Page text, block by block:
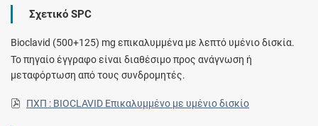
Σχετικό SPC
Bioclavid (500+125) mg επικαλυμμένα με λεπτό υμένιο δισκία.
Το πηγαίο έγγραφο είναι διαθέσιμο προς ανάγνωση ή
μεταφόρτωση από τους συνδρομητές.
ΠΧΠ : BIOCLAVID Επικαλυμμένο με υμένιο δισκίο